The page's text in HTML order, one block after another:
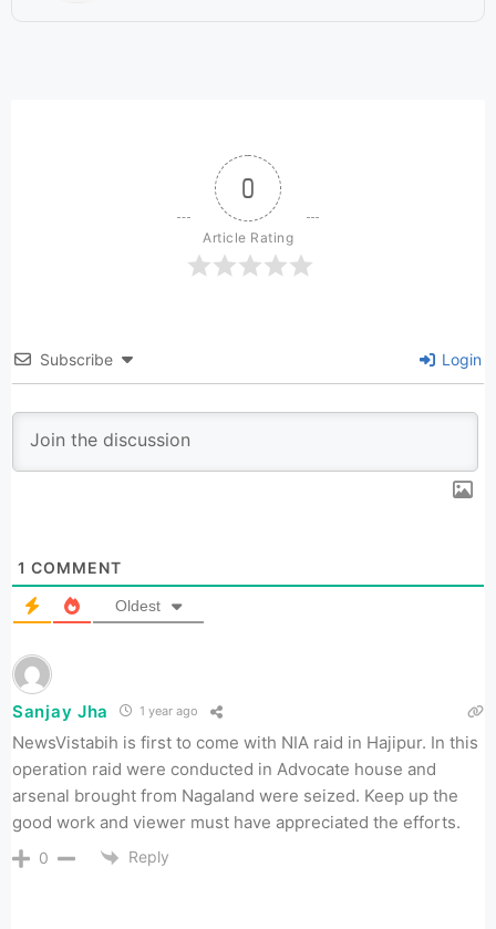
0
Article Rating
Subscribe Login
1 COMMENT
Oldest
Sanjay Jha 1 year ago
NewsVistabih is first to come with NIA raid in Hajipur. In this
operation raid were conducted in Advocate house and
arsenal brought from Nagaland were seized. Keep up the
good work and viewer must have appreciated the efforts.
0 Reply